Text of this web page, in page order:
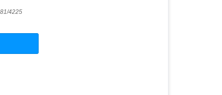
4225